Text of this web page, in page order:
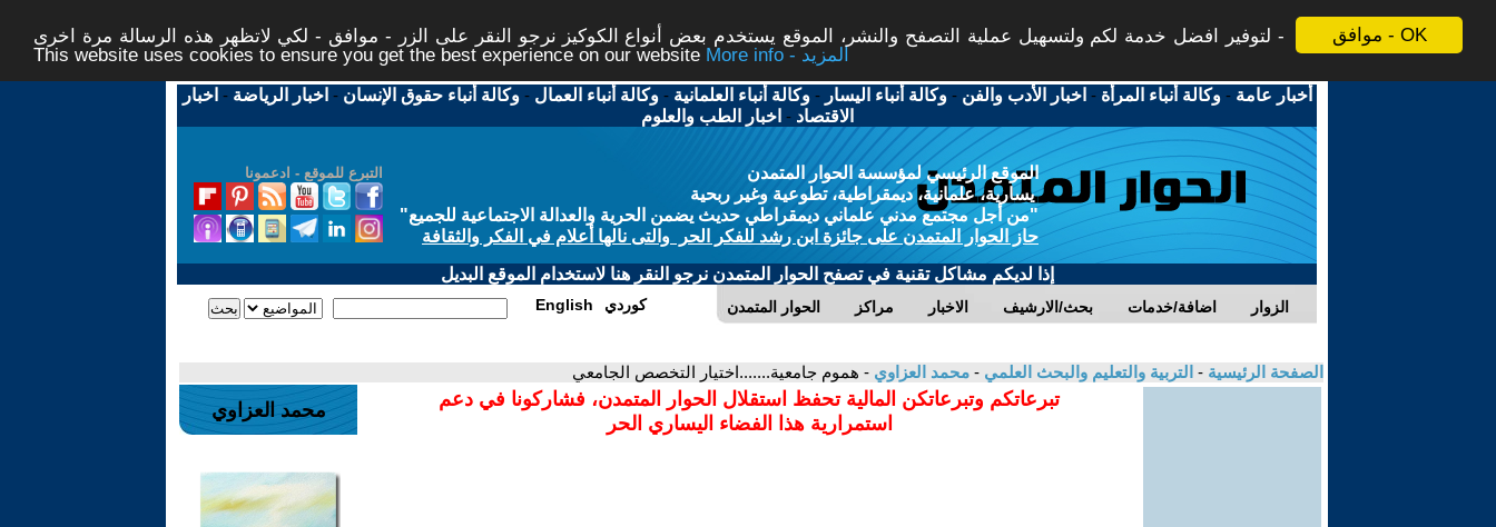
موافق - OK
لتوفير افضل خدمة لكم ولتسهيل عملية التصفح والنشر، الموقع يستخدم بعض أنواع الكوكيز نرجو النقر على الزر - موافق - لكي لاتظهر هذه الرسالة مرة اخرى -
This website uses cookies to ensure you get the best experience on our website
More info - المزيد
أخبار عامة -وكالة أنباء المرأة - اخبار الأدب والفن -وكالة أنباء اليسار -وكالة أنباء العلمانية -وكالة أنباء العمال -وكالة أنباء حقوق الإنسان - اخبار الرياضة - اخبار
الاقتصاد - اخبار الطب والعلوم
التبرع للموقع - ادعمونا
الموقع الرئيسي لمؤسسة الحوار المتمدن
يسارية، علمانية، ديمقراطية، تطوعية وغير ربحية
"من أجل مجتمع مدني علماني ديمقراطي حديث يضمن الحرية والعدالة الاجتماعية للجميع"
حاز الحوار المتمدن على جائزة ابن رشد للفكر الحر والتى نالها أعلام في الفكر والثقافة
إذا لديكم مشاكل تقنية في تصفح الحوار المتمدن نرجو النقر هنا لاستخدام الموقع البديل
الحوار المتمدن مراكز الاخبار بحث/الارشيف اضافة/خدمات الزوار English كوردي
الصفحة الرئيسية - التربية والتعليم والبحث العلمي - محمد العزاوي - هموم جامعية.......اختيار التخصص الجامعي
تبرعاتكم وتبرعاتكن المالية تحفظ استقلال الحوار المتمدن، فشاركونا في دعم
استمرارية هذا الفضاء اليساري الحر
محمد العزاوي